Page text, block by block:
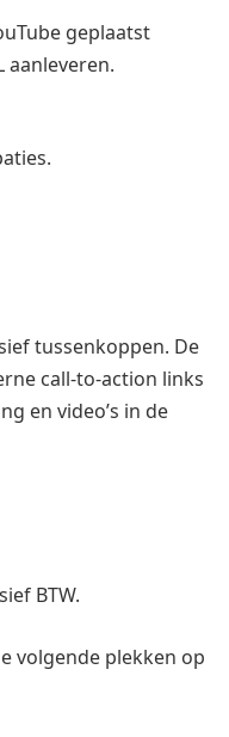
geplaatst
aanleveren.
tussenkoppen. De
call-to-action links
en video’s in de
BTW.
volgende plekken op